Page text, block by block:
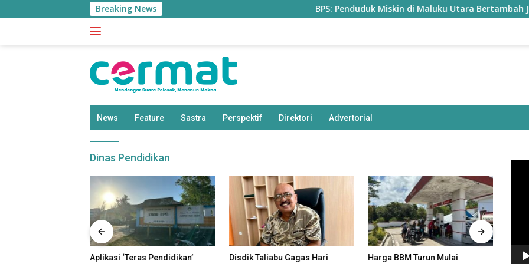
ke
Breaking News BPS: Penduduk Miskin di Maluku Utara Bertambah Jadi 77,85
News Feature Sastra Perspektif Direktori Advertorial
Dinas Pendidikan
Aplikasi ‘Teras Pendidikan’
Disdik Taliabu Gagas Hari
Harga BBM Turun Mulai